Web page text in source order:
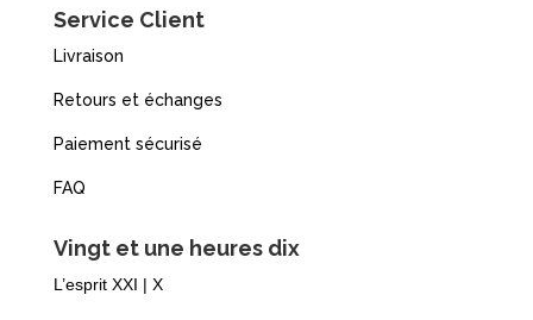
Service Client
Livraison
Retours et échanges
Paiement sécurisé
FAQ
Vingt et une heures dix
L’esprit XXI | X